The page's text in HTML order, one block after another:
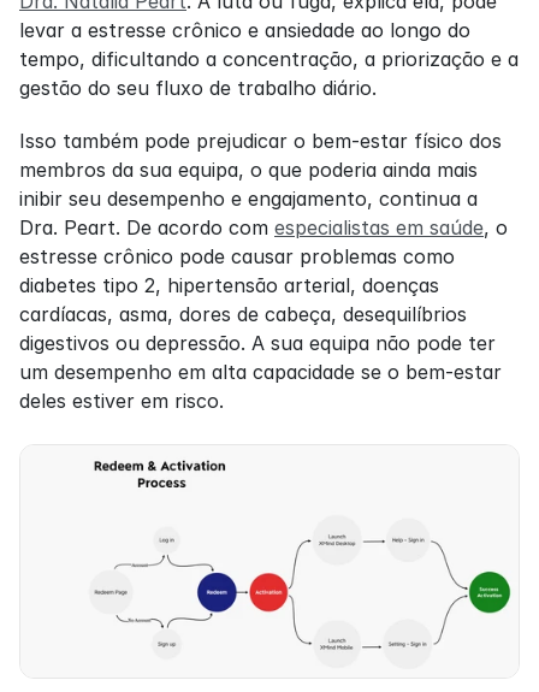
levar a estresse crônico e ansiedade ao longo do
tempo, dificultando a concentração, a priorização e a
gestão do seu fluxo de trabalho diário.
Isso também pode prejudicar o bem-estar físico dos
membros da sua equipa, o que poderia ainda mais
inibir seu desempenho e engajamento, continua a
Dra. Peart. De acordo com especialistas em saúde, o
estresse crônico pode causar problemas como
diabetes tipo 2, hipertensão arterial, doenças
cardíacas, asma, dores de cabeça, desequilíbrios
digestivos ou depressão. A sua equipa não pode ter
um desempenho em alta capacidade se o bem-estar
deles estiver em risco.